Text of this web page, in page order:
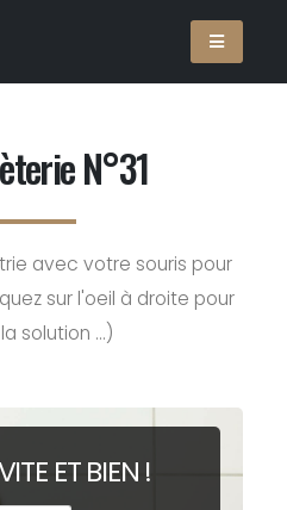
N°31
avec votre souris pour
sur l'oeil à droite pour
solution ...)
ITE ETBIEN !